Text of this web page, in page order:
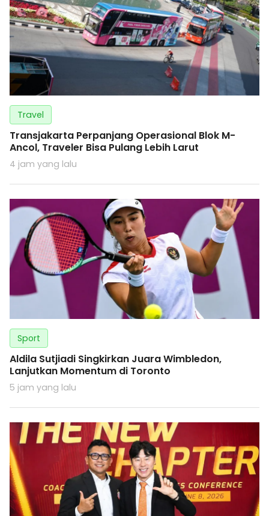
Travel
Transjakarta Perpanjang Operasional Blok M-
Ancol, Traveler Bisa Pulang Lebih Larut
4 jam yang lalu
Sport
Aldila Sutjiadi Singkirkan Juara Wimbledon,
Lanjutkan Momentum di Toronto
5 jam yang lalu